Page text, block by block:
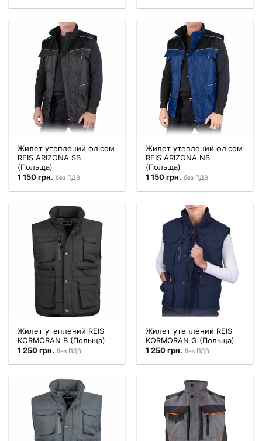
Жилет утеплений флісом
REIS ARIZONA SB
(Польща)
1 150грн. без ПДВ
Жилет утеплений флісом
REIS ARIZONA NB
(Польща)
1 150грн. без ПДВ
Жилет утеплений REIS
KORMORAN B (Польща)
1 250грн. без ПДВ
Жилет утеплений REIS
KORMORAN G (Польща)
1 250грн. без ПДВ